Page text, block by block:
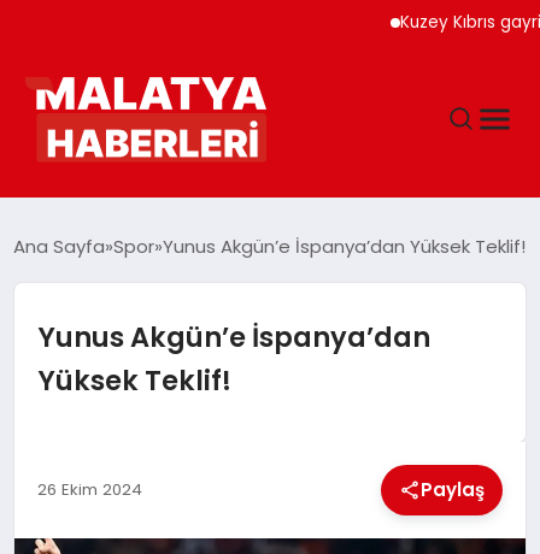
Kuzey Kıbrıs
DÜNYA
Ana Sayfa Spor Yunus Akgün’e İspanya’dan Yüksek Teklif!
Yunus Akgün’e İspanya’dan
Yüksek Teklif!
26 Ekim 2024 Paylaş